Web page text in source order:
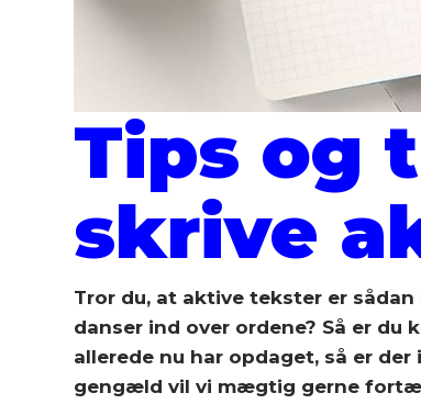
Tips og
skrive
Tror du, at aktive tekster er
danser ind over ordene? Så er
allerede nu har opdaget, så er
gengæld vil vi mægtig gerne